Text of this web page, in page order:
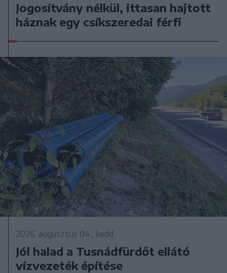
Jogosítvány nélkül, ittasan hajtott
háznak egy csíkszeredai férfi
2026. augusztus 04., kedd
Jól halad a Tusnádfürdőt ellátó
vízvezeték építése